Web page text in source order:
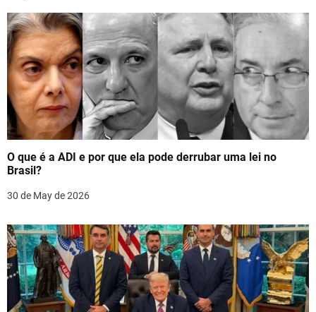
a
v
i
g
a
t
i
o
n
O que é a ADI e por que ela pode derrubar uma lei no
Brasil?
30 de May de 2026